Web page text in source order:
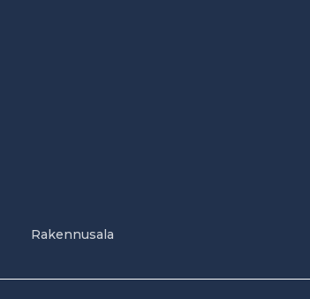
Rakennusala